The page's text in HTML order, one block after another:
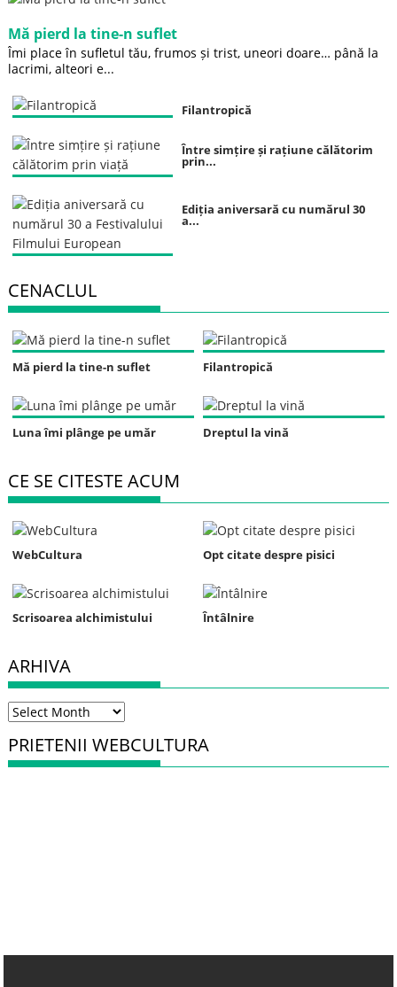
Mă pierd la tine-n suflet
Îmi place în sufletul tău, frumos și trist, uneori doare… până la
lacrimi, alteori e...
Filantropică
Între simțire și rațiune călătorim
prin...
Ediția aniversară cu numărul 30
a...
CENACLUL
Mă pierd la tine-n suflet Filantropică
Luna îmi plânge pe umăr Dreptul la vină
CE SE CITESTE ACUM
WebCultura Opt citate despre pisici
Scrisoarea alchimistului Întâlnire
ARHIVA
Arhiva
PRIETENII WEBCULTURA